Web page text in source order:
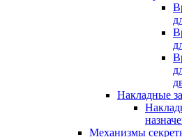
Накладные
Механизмы